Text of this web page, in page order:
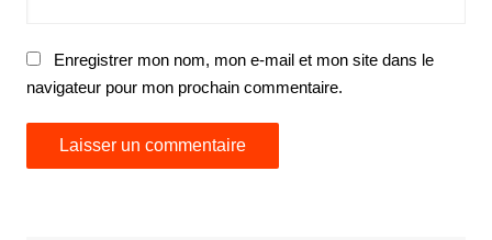
Enregistrer mon nom, mon e-mail et mon site dans le
navigateur pour mon prochain commentaire.